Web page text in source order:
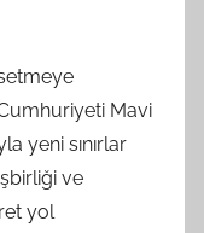
Mavi
yeni sınırlar
ve
yol